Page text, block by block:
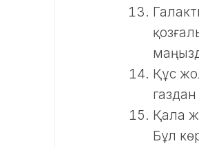
Құс
Қала
Бұл